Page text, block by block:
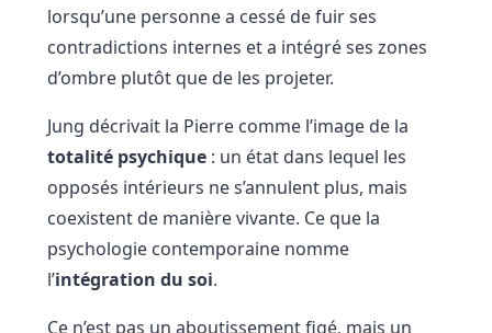
lorsqu’une personne a cessé de fuir ses
contradictions internes et a intégré ses zones
d’ombre plutôt que de les projeter.
Jung décrivait la Pierre comme l’image de la
totalité psychique : un état dans lequel les
opposés intérieurs ne s’annulent plus, mais
coexistent de manière vivante. Ce que la
psychologie contemporaine nomme
l’intégration du soi.
Ce n’est pas un aboutissement figé, mais un